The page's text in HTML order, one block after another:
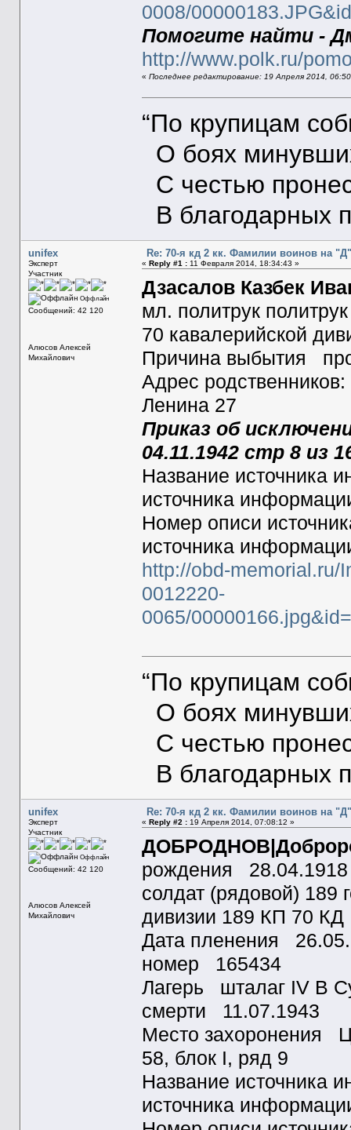
0008/
Помогите найти -
http://www.polk.ru/
« Последнее редактирование: 19 Апреля 2014,
“По крупицам
О боях
С честью
В благодарных
unifex
Эксперт
Участник
Оффлайн
Сообщений: 42 120
Алюсов Алексей
Михайлович
Re: 70-я кд 2 кк. Фамилии воинов на
« Reply #1 :11 Февраля 2014, 18:34:43 »
Дзасалов Казбек
мл. политрук
70 кавалерийской
Причина выбытия
Адрес
Ленина 27
Приказ об
04.11.1942 стр 8 из
Название
источника
Номер описи
источника
http://obd-memorial.ru/
0012220-
0065/
“По крупицам
О боях
С честью
В благодарных
unifex
Эксперт
Участник
Оффлайн
Сообщений: 42 120
Алюсов Алексей
Михайлович
Re: 70-я кд 2 кк. Фамилии воинов на
« Reply #2 :19 Апреля 2014, 07:08:12 »
рождения
солдат (рядовой) 189
дивизии 189 КП 70 КД
Дата пленения
номер 165434
Лагерь шталаг IV B
смерти 11.07.1943
Место захоронения
58, блок I, ряд 9
Название
источника